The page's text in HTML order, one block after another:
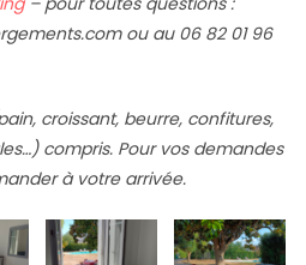
ou au 06 82 01 96
croissant, beurre, confitures,
compris. Pour vos demandes
à votre arrivée.